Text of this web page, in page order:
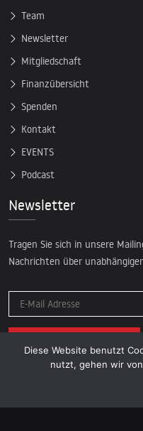
Team
Newsletter
Mitgliedschaft
Finanzübersicht
Spenden
Kontakt
EVENTS
Podcast
Newsletter
Tragen Sie sich in unsere
Nachrichten über
© 2026 AcTVism
Diese Website benutzt
nutzt, gehen wir